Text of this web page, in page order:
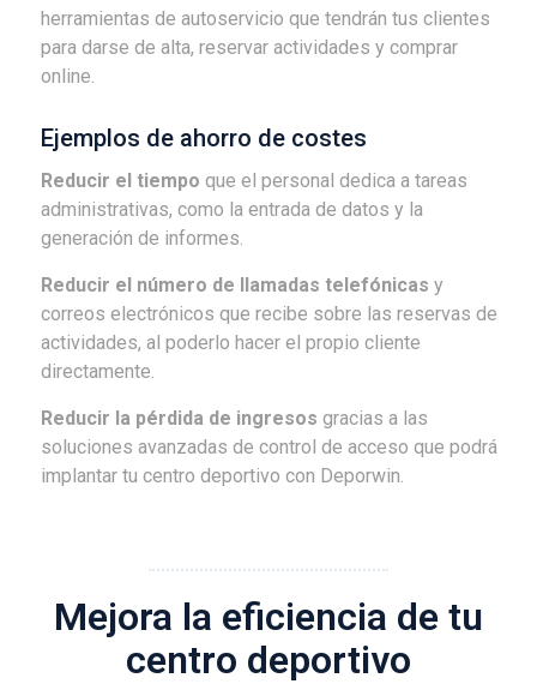
herramientas de autoservicio que tendrán tus clientes
para darse de alta, reservar actividades y comprar
online.
Ejemplos de ahorro de costes
Reducir el tiempo que el personal dedica a tareas
administrativas, como la entrada de datos y la
generación de informes.
Reducir el número de llamadas telefónicas y
correos electrónicos que recibe sobre las reservas de
actividades, al poderlo hacer el propio cliente
directamente.
Reducir la pérdida de ingresos gracias a las
soluciones avanzadas de control de acceso que podrá
implantar tu centro deportivo con Deporwin.
Mejora la eficiencia de tu
centro deportivo